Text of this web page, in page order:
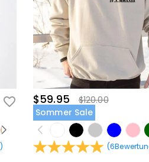
)
$59.95
$120.00
Sommer Sale
(6